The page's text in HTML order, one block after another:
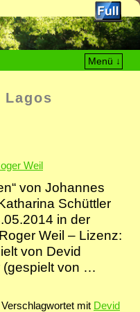
Menü ↓
Lagos
Weil
von Johannes
Schüttler
in der
Weil – Lizenz:
von Devid
(gespielt von …
Verschlagwortet mit Devid